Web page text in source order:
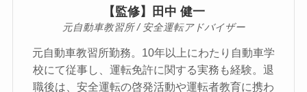
【監修】田中 健一
元自動車教習所 / 安全運転アドバイザー
元自動車教習所勤務。10年以上にわたり自動車学
校にて従事し、運転免許に関する実務も経験。退
職後は、安全運転の啓発活動や運転者教育に携わ